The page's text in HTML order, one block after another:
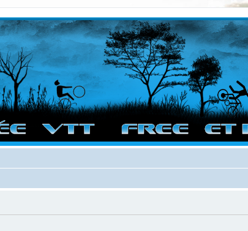
sur le site et bonnes randos dans l'Ouest !